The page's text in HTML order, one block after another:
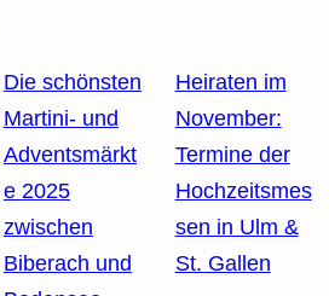
Die schönsten
Martini- und
Adventsmärkt
e 2025
zwischen
Biberach und
Heiraten im
November:
Termine der
Hochzeitsmes
sen in Ulm &
St. Gallen